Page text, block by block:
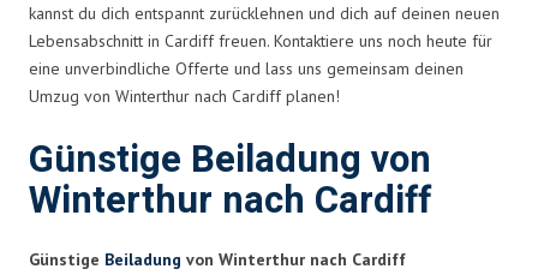
kannst du dich entspannt zurücklehnen und dich auf deinen neuen
Lebensabschnitt in Cardiff freuen. Kontaktiere uns noch heute für
eine unverbindliche Offerte und lass uns gemeinsam deinen
Umzug von Winterthur nach Cardiff planen!
Günstige Beiladung von
Winterthur nach Cardiff
Günstige Beiladung von Winterthur nach Cardiff